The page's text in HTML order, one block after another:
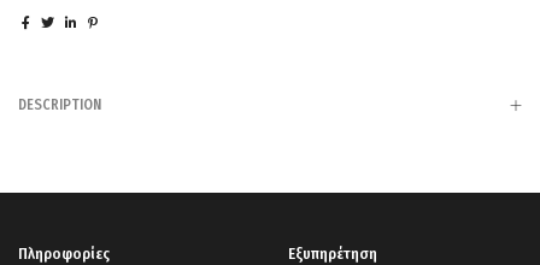
DESCRIPTION
Πληροφορίες Εξυπηρέτηση